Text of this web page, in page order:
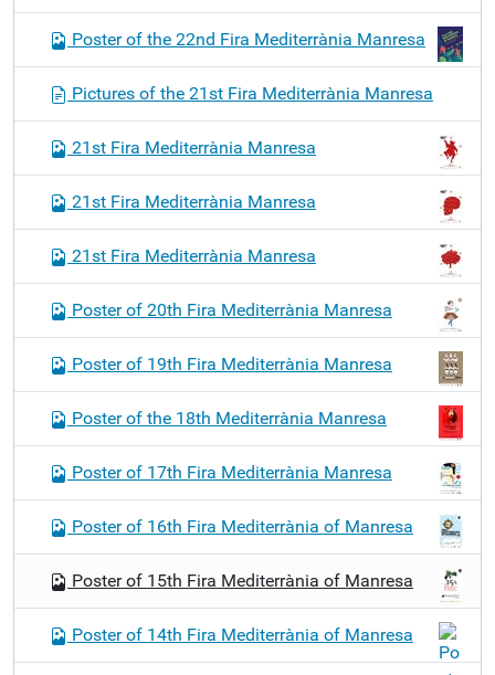
Poster of the 22nd Fira Mediterrània Manresa
Pictures of the 21st Fira Mediterrània Manresa
21st Fira Mediterrània Manresa
21st Fira Mediterrània Manresa
21st Fira Mediterrània Manresa
Poster of 20th Fira Mediterrània Manresa
Poster of 19th Fira Mediterrània Manresa
Poster of the 18th Mediterrània Manresa
Poster of 17th Fira Mediterrània Manresa
Poster of 16th Fira Mediterrània of Manresa
Poster of 15th Fira Mediterrània of Manresa
Poster of 14th Fira Mediterrània of Manresa